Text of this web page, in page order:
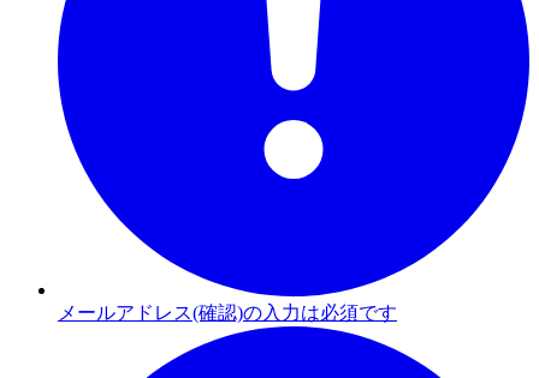
メールアドレス(確認)の入力は必須です